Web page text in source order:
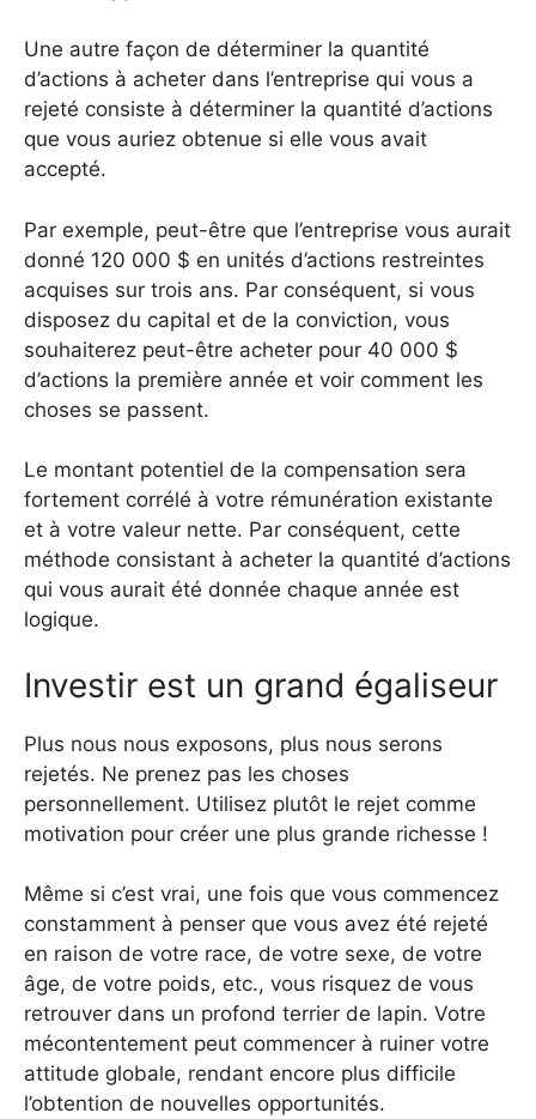
Une autre façon de déterminer la quantité
d’actions à acheter dans l’entreprise qui vous a
rejeté consiste à déterminer la quantité d’actions
que vous auriez obtenue si elle vous avait
accepté.
Par exemple, peut-être que l’entreprise vous aurait
donné 120 000 $ en unités d’actions restreintes
acquises sur trois ans. Par conséquent, si vous
disposez du capital et de la conviction, vous
souhaiterez peut-être acheter pour 40 000 $
d’actions la première année et voir comment les
choses se passent.
Le montant potentiel de la compensation sera
fortement corrélé à votre rémunération existante
et à votre valeur nette. Par conséquent, cette
méthode consistant à acheter la quantité d’actions
qui vous aurait été donnée chaque année est
logique.
Investir est un grand égaliseur
Plus nous nous exposons, plus nous serons
rejetés. Ne prenez pas les choses
personnellement. Utilisez plutôt le rejet comme
motivation pour créer une plus grande richesse !
Même si c’est vrai, une fois que vous commencez
constamment à penser que vous avez été rejeté
en raison de votre race, de votre sexe, de votre
âge, de votre poids, etc., vous risquez de vous
retrouver dans un profond terrier de lapin. Votre
mécontentement peut commencer à ruiner votre
attitude globale, rendant encore plus difficile
l’obtention de nouvelles opportunités.